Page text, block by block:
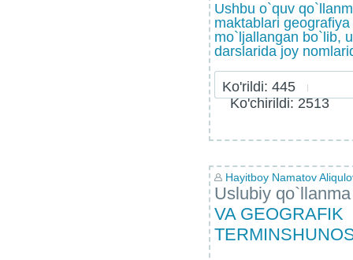
Ushbu o`quv
maktablari
mo`ljallangan bo`lib,
darslarida joy
Ko'rildi: 445
Ko'chirildi: 2513
Hayitboy Namatov
Uslubiy qo`llanma
VA GEOGRAFIK